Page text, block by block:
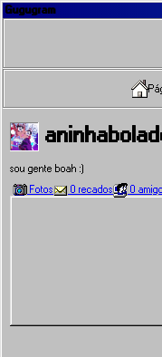
Gugugram
sou gente boah :)
Fotos 0 recados 0